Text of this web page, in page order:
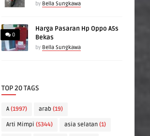
by Bella Sungkawa
0
Harga Pasaran Hp Oppo A5s
Bekas
by Bella Sungkawa
TOP 20 TAGS
A (1997) arab (19)
Arti Mimpi (5344) asia selatan (1)